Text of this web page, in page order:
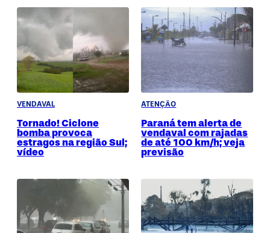
VENDAVAL
Tornado! Ciclone
bomba provoca
estragos na região Sul;
vídeo
ATENÇÃO
Paraná tem alerta de
vendaval com rajadas
de até 100 km/h; veja
previsão